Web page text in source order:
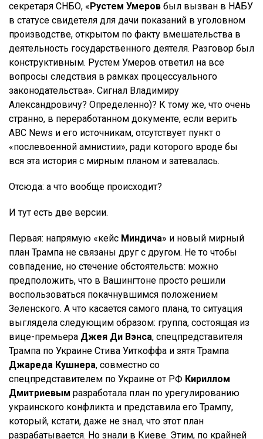
секретаря СНБО, « Рустем Умеров был вызван в НАБУ
в статусе свидетеля для дачи показаний в уголовном
производстве, открытом по факту вмешательства в
деятельность государственного деятеля. Разговор был
конструктивным. Рустем Умеров ответил на все
вопросы следствия в рамках процессуального
законодательства». Сигнал Владимиру
Александровичу? Определенно)? К тому же, что очень
странно, в переработанном документе, если верить
ABC News и его источникам, отсутствует пункт о
«послевоенной амнистии», ради которого вроде бы
вся эта история с мирным планом и затевалась.
Отсюда: а что вообще происходит?
И тут есть две версии.
Первая: напрямую «кейс Миндича» и новый мирный
план Трампа не связаны друг с другом. Не то чтобы
совпадение, но стечение обстоятельств: можно
предположить, что в Вашингтоне просто решили
воспользоваться покачнувшимся положением
Зеленского. А что касается самого плана, то ситуация
выглядела следующим образом: группа, состоящая из
вице-премьера Джея Ди Вэнса, спецпредставителя
Трампа по Украине Стива Уиткоффа и зятя Трампа
Джареда Кушнера, совместно со
спецпредставителем по Украине от РФ Кириллом
Дмитриевым разработала план по урегулированию
украинского конфликта и представила его Трампу,
который, кстати, даже не знал, что этот план
разрабатывается. Но знали в Киеве. Этим, по крайней